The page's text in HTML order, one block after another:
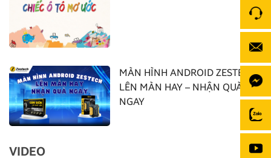
MÀN HÌNH ANDROID ZESTECH:
LÊN MÀN HAY – NHẬN QUÀ
NGAY
VIDEO